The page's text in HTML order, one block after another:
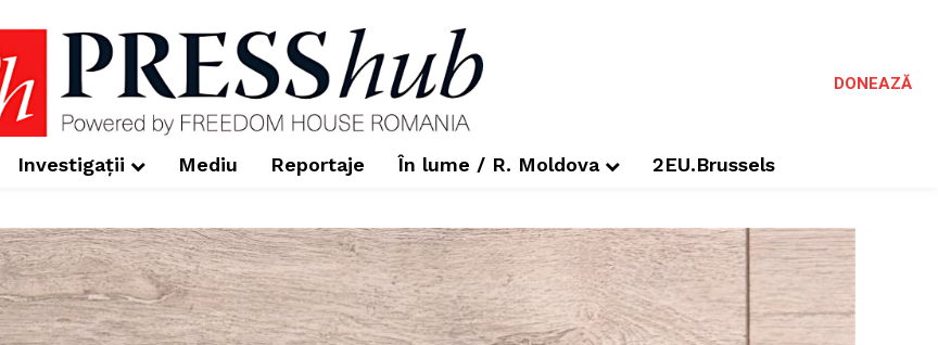
DONEAZĂ
Investigații Mediu Reportaje În lume / R. Moldova 2EU.Brussels